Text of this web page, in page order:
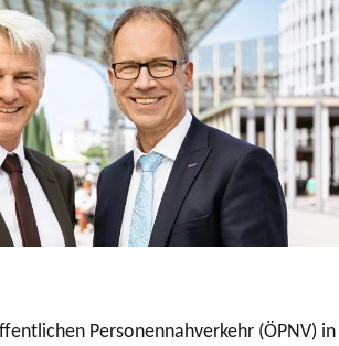
Personennahverkehr (ÖPNV) in